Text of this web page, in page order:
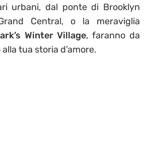
urbani, dal ponte di Brooklyn
Central, o la meraviglia
Winter Village, faranno da
tua storia d’amore.